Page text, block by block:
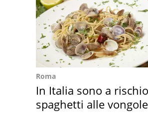
Roma
In Italia sono a rischio
spaghetti alle